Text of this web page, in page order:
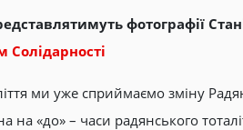
фотографії
ми уже сприймаємо зміну
на «до» – часи радянського